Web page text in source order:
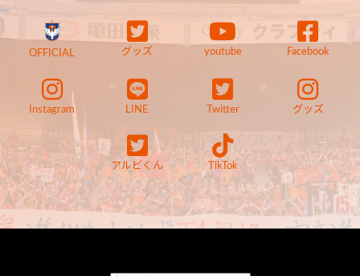
OFFICIAL グッズ youtube Facebook
Instagram LINE Twitter グッズ
アルビくん TikTok